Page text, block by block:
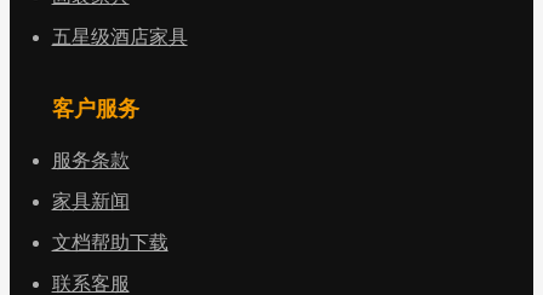
五星级酒店家具
客户服务
服务条款
家具新闻
文档帮助下载
联系客服